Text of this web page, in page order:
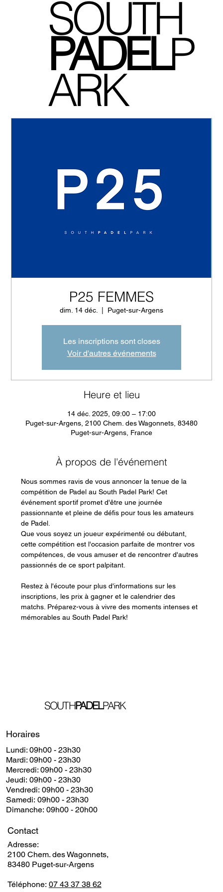
SOUTH
PADELP
ARK
P25 FEMMES
dim. 14 déc. Puget-sur-Argens
Les inscriptions sont closes
Voir d'autres événements
Heure et lieu
14 déc. 2025, 09:00 – 17:00
Puget-sur-Argens, 2100 Chem. des Wagonnets, 83480
Puget-sur-Argens, France
À propos de l'événement
Nous sommes ravis de vous annoncer la tenue de la
compétition de Padel au South Padel Park! Cet
événement sportif promet d'être une journée
passionnante et pleine de défis pour tous les amateurs
de Padel.
Que vous soyez un joueur expérimenté ou débutant,
cette compétition est l'occasion parfaite de montrer vos
compétences, de vous amuser et de rencontrer d'autres
passionnés de ce sport palpitant.
Restez à l'écoute pour plus d'informations sur les
inscriptions, les prix à gagner et le calendrier des
matchs. Préparez-vous à vivre des moments intenses et
mémorables au South Padel Park!
SOUTHPADELPARK
Horaires
Lundi: 09h00 - 23h30
​​Mardi: 09h00 - 23h30
​Mercredi: 09h00 - 23h30
Jeudi: 09h00 - 23h30
Vendredi: 09h00 - 23h30
Samedi: 09h00 - 23h30
Dimanche: 09h00 - 20h00
Contact
Adresse:
2100 Chem. des Wagonnets,
83480 Puget-sur-Argens
Téléphone: 07 43 37 38 62